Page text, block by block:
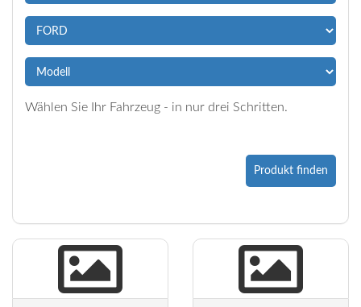
Wählen Sie Ihr Fahrzeug - in nur drei Schritten.
Produkt finden